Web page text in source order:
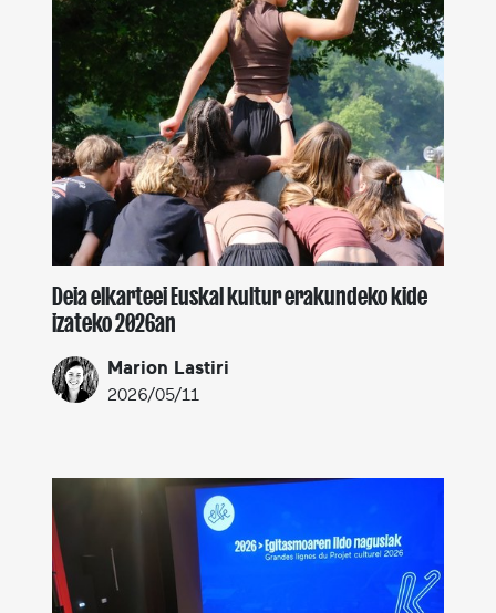
Deia elkarteei Euskal kultur erakundeko kide
izateko 2026an
Marion Lastiri
2026/05/11